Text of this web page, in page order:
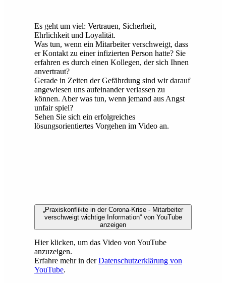
Es geht um viel: Vertrauen, Sicherheit,
Ehrlichkeit und Loyalität.
Was tun, wenn ein Mitarbeiter verschweigt, dass
er Kontakt zu einer infizierten Person hatte? Sie
erfahren es durch einen Kollegen, der sich Ihnen
anvertraut?
Gerade in Zeiten der Gefährdung sind wir darauf
angewiesen uns aufeinander verlassen zu
können. Aber was tun, wenn jemand aus Angst
unfair spiel?
Sehen Sie sich ein erfolgreiches
lösungsorientiertes Vorgehen im Video an.
„Praxiskonflikte in der Corona-Krise - Mitarbeiter
verschweigt wichtige Information“ von YouTube
anzeigen
Hier klicken, um das Video von YouTube
anzuzeigen.
Erfahre mehr in derDatenschutzerklärung von
YouTube.